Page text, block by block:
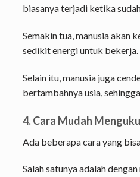
biasanya terjadi ketika
Semakin tua, manusia akan
sedikit energi untuk bekerja.
Selain itu, manusia juga
bertambahnya usia,
4. Cara Mudah
Ada beberapa cara yang
Salah satunya adalah